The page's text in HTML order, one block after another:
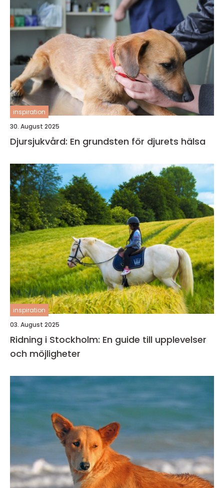
inspiration
30. August 2025
Djursjukvård: En grundsten för djurets hälsa
inspiration
03. August 2025
Ridning i Stockholm: En guide till upplevelser
och möjligheter